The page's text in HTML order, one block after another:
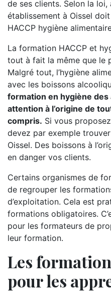
de ses clients. Selon la loi,
établissement à Oissel
HACCP hygiène
La formation HACCP et
tout à fait la même que le
Malgré tout, l’hygiène
avec les boissons
formation en hygiène
attention à l’origine de
compris. Si vous
devez par exemple
Oissel. Des boissons à
en danger vos clients.
Certains organismes de
de regrouper les
d’exploitation. Cela est
formations obligatoires.
pour les formateurs de
leur formation.
Les
pour les